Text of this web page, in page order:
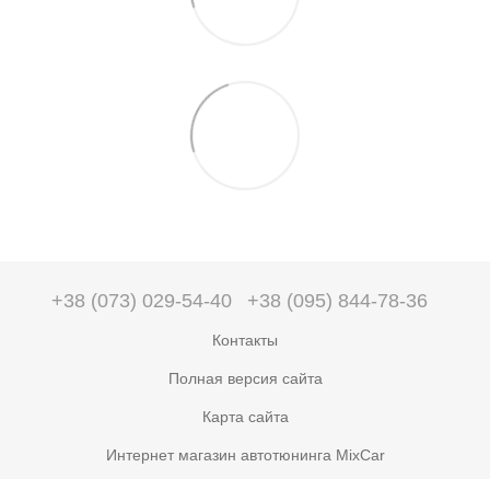
+38 (073) 029-54-40 +38 (095) 844-78-36
Контакты
Полная версия сайта
Карта сайта
Интернет магазин автотюнинга MixCar